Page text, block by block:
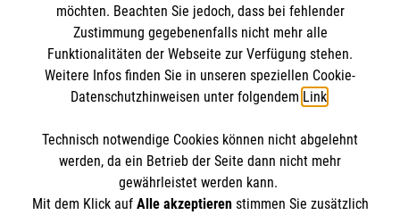
Kontakt
Malteser in Deutschland
Malteserorden
Sharepoint
Spendenkonto
Bank: Pax-Bank
IBAN: DE26 3706 0120 1201 2260 11
BIC: GENODED1PA7
So finden Sie uns
möchten. Beachten Sie jedoch, dass bei fehlender
Zustimmung gegebenenfalls nicht mehr alle
Funktionalitäten der Webseite zur Verfügung stehen.
Weitere Infos finden Sie in unseren speziellen Cookie-
Datenschutzhinweisen unter folgendem Link.
Technisch notwendige Cookies können nicht abgelehnt
werden, da ein Betrieb der Seite dann nicht mehr
gewährleistet werden kann.
Mit dem Klick auf Alle akzeptierenstimmen Sie zusätzlich